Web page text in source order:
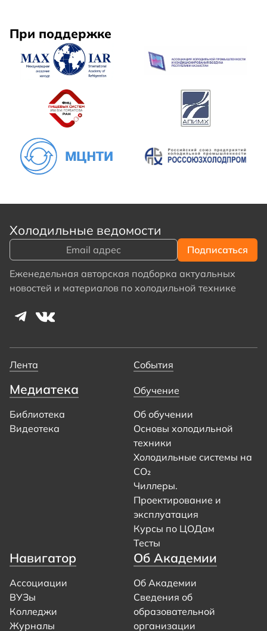
При поддержке
Холодильные ведомости
Еженедельная авторская подборка актуальных
новостей и материалов по холодильной технике
Лента События
Медиатека
Библиотека
Видеотека
Обучение
Об обучении
Основы холодильной
техники
Холодильные системы на
CO₂
Чиллеры.
Проектирование и
эксплуатация
Курсы по ЦОДам
Тесты
Навигатор
Ассоциации
ВУЗы
Колледжи
Журналы
Об Академии
Об Академии
Сведения об
образовательной
организации